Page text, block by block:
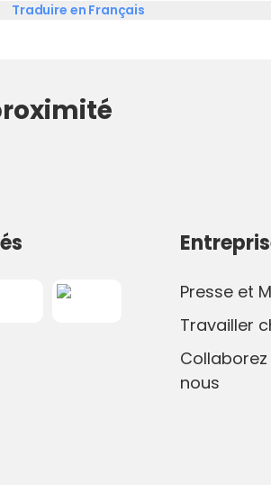
ainoana vieraana, saat
Traduire en Français
Presse et
Travailler
nous